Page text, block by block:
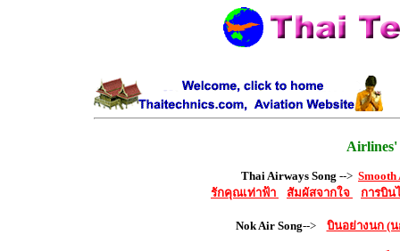
Airlines'
Thai Airways Song -->
รักคุณเท่าฟ้า
สัมผัสจากใจ การบิน
Nok Air Song--> บินอย่างนก (